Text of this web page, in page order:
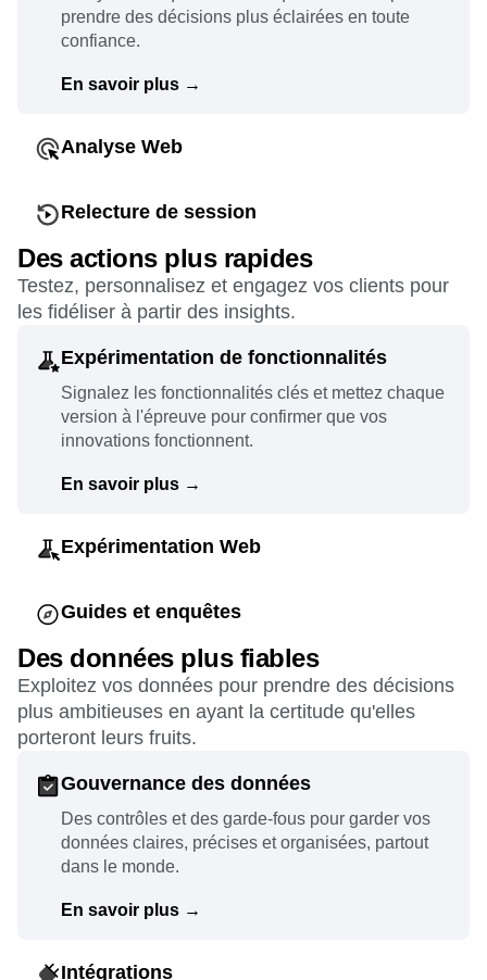
prendre des décisions plus éclairées en toute
confiance.
En savoir plus →
Analyse Web
personnalisez le contenu dynamique tout au long
En savoir plus
Relecture de session
Identifiez les actions de vos utilisateurs et
décryptez ces comportements en examinant les
indicateurs.
Des actions plus rapides
Testez, personnalisez et engagez vos clients pour
les fidéliser à partir des insights.
Expérimentation de fonctionnalités
Signalez les fonctionnalités clés et mettez chaque
version à l'épreuve pour confirmer que vos
innovations fonctionnent.
En savoir plus →
Expérimentation Web
personnalisées aussi faciles à mettre en place
En savoir plus →
Guides et enquêtes
Personnalisez les messages dans l'application
pour révéler aux utilisateurs ce qu'ils ratent et
obtenir leurs feedbacks rapidement.
En savoir plus→
Des données plus fiables
Exploitez vos données pour prendre des décisions
plus ambitieuses en ayant la certitude qu'elles
porteront leurs fruits.
Gouvernance des données
Des contrôles et des garde-fous pour garder vos
données claires, précises et organisées, partout
dans le monde.
En savoir plus →
Intégrations